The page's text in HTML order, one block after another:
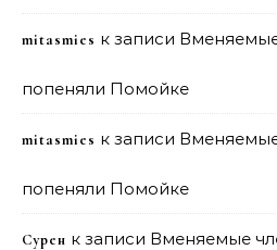
mitasmies к записи
попеняли Помойке
mitasmies к записи
попеняли Помойке
Сурен к записи Вменяемые